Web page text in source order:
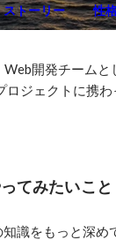
ストーリー 性
Web開発チーム
ロジェクトに携わ
てみたいこと
識をもっと深め